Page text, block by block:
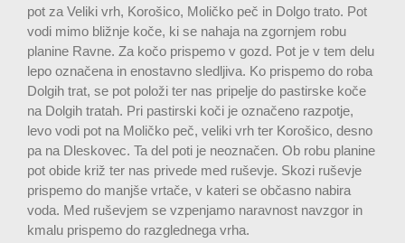
pot za Veliki vrh, Korošico, Moličko peč in Dolgo trato. Pot
vodi mimo bližnje koče, ki se nahaja na zgornjem robu
planine Ravne. Za kočo prispemo v gozd. Pot je v tem delu
lepo označena in enostavno sledljiva. Ko prispemo do roba
Dolgih trat, se pot položi ter nas pripelje do pastirske koče
na Dolgih tratah. Pri pastirski koči je označeno razpotje,
levo vodi pot na Moličko peč, veliki vrh ter Korošico, desno
pa na Dleskovec. Ta del poti je neoznačen. Ob robu planine
pot obide križ ter nas privede med ruševje. Skozi ruševje
prispemo do manjše vrtače, v kateri se občasno nabira
voda. Med ruševjem se vzpenjamo naravnost navzgor in
kmalu prispemo do razglednega vrha.